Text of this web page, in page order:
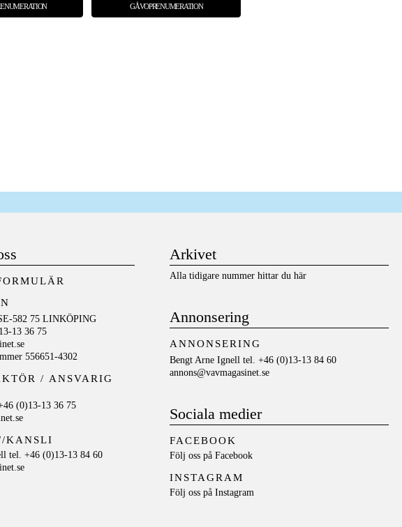
GÅVOPRENUMERATION
582 75 LINKÖPING
13 36 75
556651-4302
/ ANSVARIG
(0)13-13 36 75
KANSLI
tel. +46 (0)13-13 84 60
Arkivet
Alla tidigare nummer hittar du här
Annonsering
ANNONSERING
Bengt Arne Ignell tel. +46 (0)13-13 84 60
annons@vavmagasinet.se
Sociala medier
FACEBOOK
Följ oss på Facebook
INSTAGRAM
Följ oss på Instagram